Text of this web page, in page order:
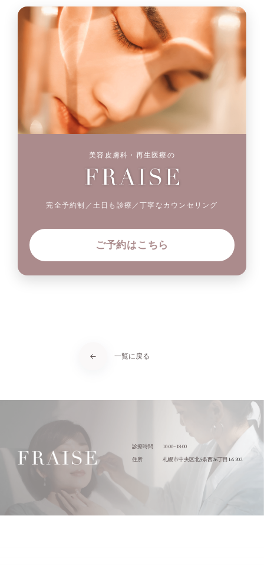
美容皮膚科・再生医療の
完全予約制／土日も診療／丁寧なカウンセリング
ご予約はこちら
一覧に戻る
診療時間 10:00~18:00
住所 札幌市中央区北5条西26丁目 1-6 202